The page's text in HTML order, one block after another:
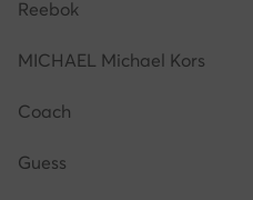
Reebok
MICHAEL Michael Kors
Coach
Guess